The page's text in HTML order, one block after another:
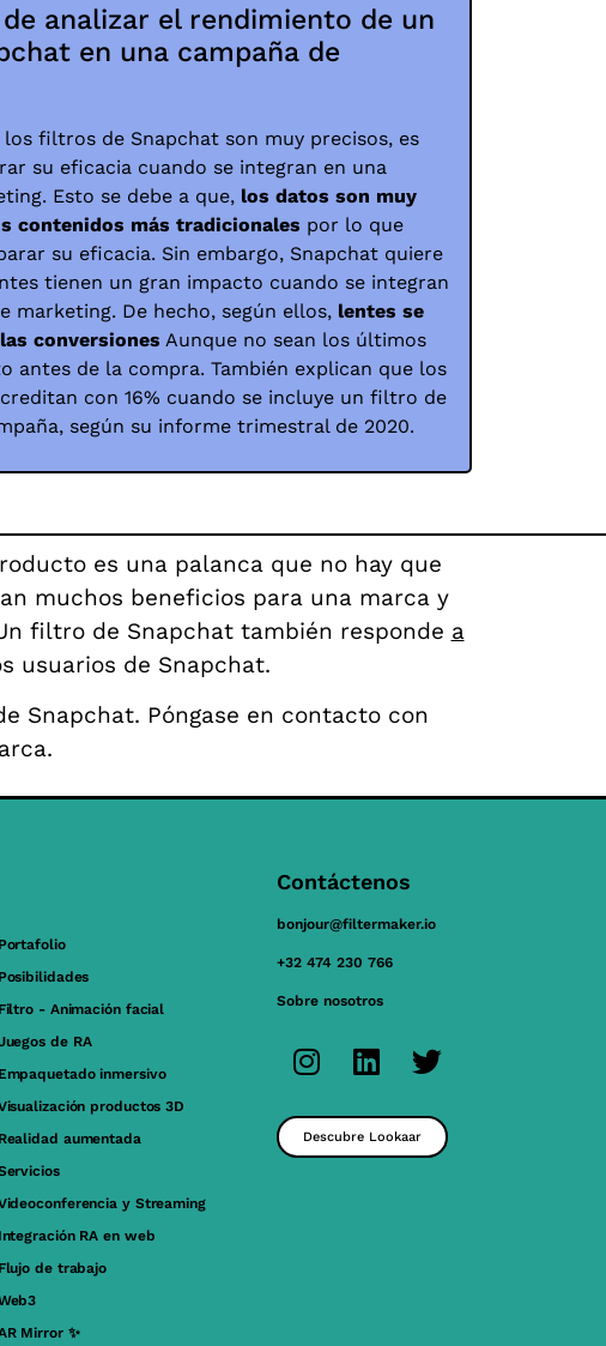
analizar el rendimiento de un
en una campaña de
los filtros de Snapchat son muy precisos, es
su eficacia cuando se integran en una
Esto se debe a que, los datos son muy
contenidos más tradicionales por lo que
su eficacia. Sin embargo, Snapchat quiere
tienen un gran impacto cuando se integran
marketing. De hecho, según ellos, lentes se
conversiones Aunque no sean los últimos
antes de la compra. También explican que los
con 16% cuando se incluye un filtro de
según su informe trimestral de 2020.
es una palanca que no hay que
muchos beneficios para una marca y
filtro de Snapchat también responde a
usuarios de Snapchat.
Snapchat. Póngase en contacto con
Portafolio
Posibilidades
Filtro - Animación facial
de RA
Empaquetado inmersivo
productos 3D
Realidad aumentada
y Streaming
Integración RA en web
Flujo de trabajo
Mirror ✨
Contáctenos
bonjour@filtermaker.io
+32 474 230 766
Sobre nosotros
Descubre Lookaar